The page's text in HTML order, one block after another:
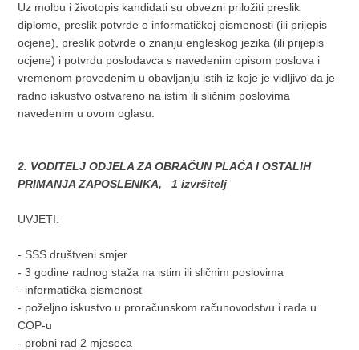
Uz molbu i životopis kandidati su obvezni priložiti preslik
diplome, preslik potvrde o informatičkoj pismenosti (ili prijepis
ocjene), preslik potvrde o znanju engleskog jezika (ili prijepis
ocjene) i potvrdu poslodavca s navedenim opisom poslova i
vremenom provedenim u obavljanju istih iz koje je vidljivo da je
radno iskustvo ostvareno na istim ili sličnim poslovima
navedenim u ovom oglasu.
2. VODITELJ ODJELA ZA OBRAČUN PLAĆA I OSTALIH
PRIMANJA ZAPOSLENIKA, 1 izvršitelj
UVJETI:
- SSS društveni smjer
- 3 godine radnog staža na istim ili sličnim poslovima
- informatička pismenost
- poželjno iskustvo u proračunskom računovodstvu i rada u
COP-u
- probni rad 2 mjeseca